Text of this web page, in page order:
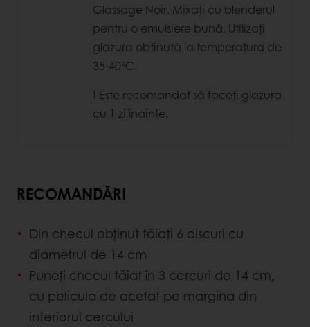
Glassage Noir. Mixați cu blenderul
pentru o emulsiere bună. Utilizați
glazura obținută la temperatura de
35-40°C.
! Este recomandat să faceți glazura
cu 1 zi înainte.
RECOMANDĂRI
Din checul obținut tăiați 6 discuri cu
diametrul de 14 cm
Puneți checul tăiat în 3 cercuri de 14 cm,
cu pelicula de acetat pe margina din
interiorul cercului